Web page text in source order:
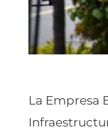
La Empresa